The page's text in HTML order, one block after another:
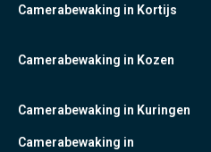
Camerabewaking in Kortijs
Camerabewaking in Kozen
Camerabewaking in Kuringen
Camerabewaking in